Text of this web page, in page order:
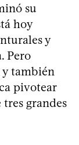
su
hoy
y
Pero
también
pivotear
grandes